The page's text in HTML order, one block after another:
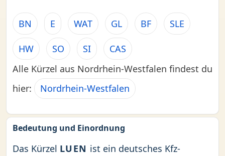
BN E WAT GL BF SLE
HW SO SI
CAS
Alle Kürzel aus Nordrhein-Westfalen findest du
hier:
Nordrhein-Westfalen
Bedeutung und Einordnung
Das Kürzel LUEN ist ein deutsches Kfz-